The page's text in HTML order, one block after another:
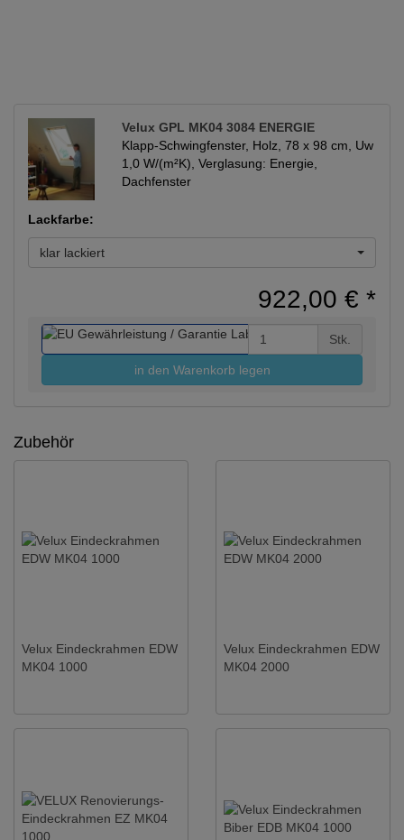
Velux GPL MK04 3084 ENERGIE
Klapp-Schwingfenster, Holz, 78 x 98 cm, Uw
1,0 W/(m²K), Verglasung: Energie,
Dachfenster
Lackfarbe:
klar lackiert
922,00 € *
Stk.
in den Warenkorb legen
Zubehör
Velux Eindeckrahmen EDW
MK04 1000
Velux Eindeckrahmen EDW
MK04 2000